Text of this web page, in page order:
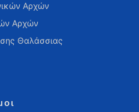
Αρχών
Αρχών
Θαλάσσιας